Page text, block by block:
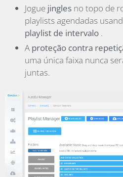
Jogue jingles no topo de
playlists agendadas
playlist de intervalo .
A proteção contra
uma única faixa nunca
juntas.